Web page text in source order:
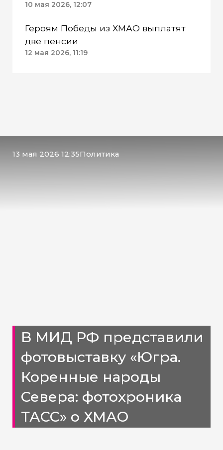
10 мая 2026, 12:07
Героям Победы из ХМАО выплатят
две пенсии
12 мая 2026, 11:19
13 мая 2026 12:35Политика
В МИД РФ представили
фотовыставку «Югра.
Коренные народы
Севера: фотохроника
ТАСС» о ХМАО